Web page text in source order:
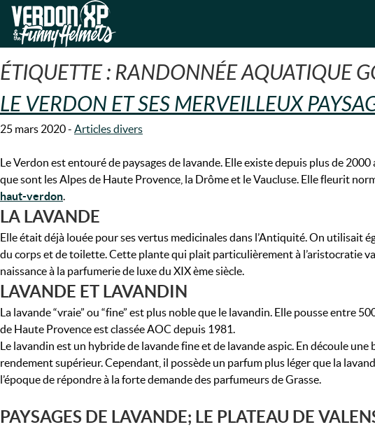
Skip
navigation
Skip
content
VERDON-XP | RAFTING, CANOE &
ÉTIQUETTE :RANDONNÉE AQUATIQUE
LE VERDON ET SES MERVEILLEUX
25 mars 2020- Articles divers
Le Verdon est entouré de paysages de lavande. Elle existe depuis plus de
que sont les Alpes de Haute Provence, la Drôme et le Vaucluse. Elle fleurit
haut-verdon.
LA LAVANDE
Elle était déjà louée pour ses vertus medicinales dans l’Antiquité. On utilisait
du corps et de toilette. Cette plante qui plait particulièrement à l’aristocratie
naissance à la parfumerie de luxe du XIX ème siècle.
LAVANDE ET LAVANDIN
La lavande “vraie” ou “fine” est plus noble que le lavandin. Elle pousse entre
de Haute Provence est classée AOC depuis 1981.
Le lavandin est un hybride de lavande fine et de lavande aspic. En découle
rendement supérieur. Cependant, il possède un parfum plus léger que la
l’époque de répondre à la forte demande des parfumeurs de Grasse.
PAYSAGES DE LAVANDE; LE PLATEAU DE